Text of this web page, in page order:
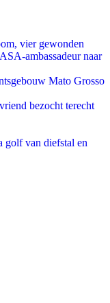
vier gewonden
ambassadeur naar
Mato Grosso
bezocht terecht
golf van diefstal en